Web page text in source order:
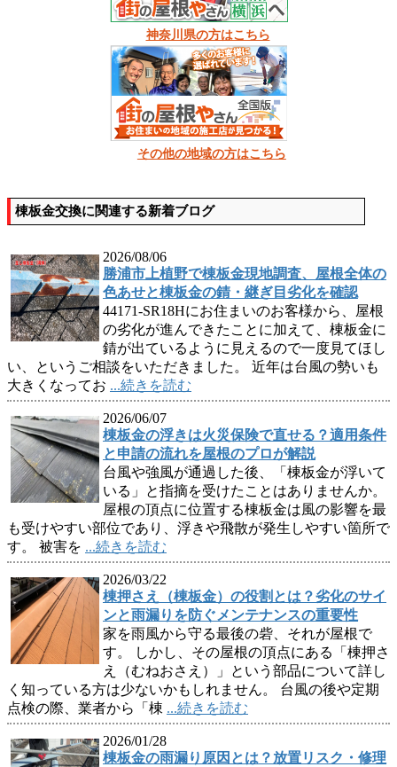
神奈川県の方はこちら
その他の地域の方はこちら
棟板金交換に関連する新着ブログ
2026/08/06
勝浦市上植野で棟板金現地調査、屋根全体の
色あせと棟板金の錆・継ぎ目劣化を確認
44171-SR18Hにお住まいのお客様から、屋根
の劣化が進んできたことに加えて、棟板金に
錆が出ているように見えるので一度見てほし
い、というご相談をいただきました。 近年は台風の勢いも
大きくなってお ...続きを読む
2026/06/07
棟板金の浮きは火災保険で直せる？適用条件
と申請の流れを屋根のプロが解説
台風や強風が通過した後、「棟板金が浮いて
いる」と指摘を受けたことはありませんか。
屋根の頂点に位置する棟板金は風の影響を最
も受けやすい部位であり、浮きや飛散が発生しやすい箇所で
す。 被害を ...続きを読む
2026/03/22
棟押さえ（棟板金）の役割とは？劣化のサイ
ンと雨漏りを防ぐメンテナンスの重要性
家を雨風から守る最後の砦、それが屋根で
す。 しかし、その屋根の頂点にある「棟押さ
え（むねおさえ）」という部品について詳し
く知っている方は少ないかもしれません。 台風の後や定期
点検の際、業者から「棟 ...続きを読む
2026/01/28
棟板金の雨漏り原因とは？放置リスク・修理